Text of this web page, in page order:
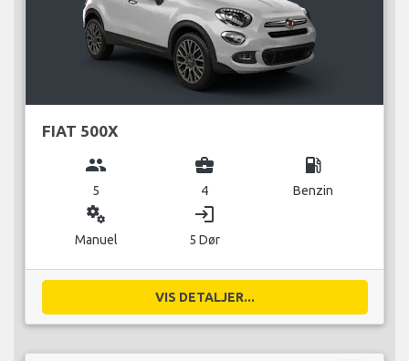
FIAT 500X
group
5
business_center
4
local_gas_station
Benzin
miscellaneous_services
Manuel
login
5 Dør
VIS DETALJER...